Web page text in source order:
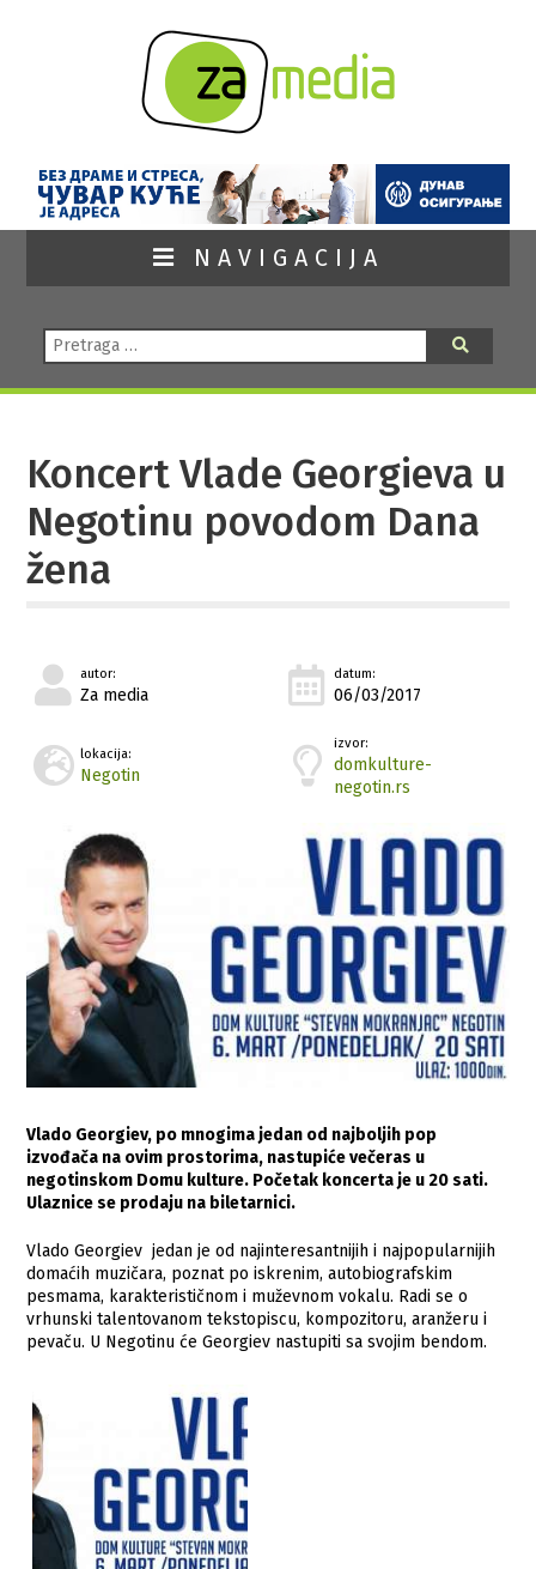
NAVIGACIJA
Pretraga:
Koncert Vlade Georgieva u
Negotinu povodom Dana
žena
autor:
Za media
datum:
06/03/2017
lokacija:
Negotin
izvor:
domkulture-
negotin.rs
Vlado Georgiev, po mnogima jedan od najboljih pop
izvođača na ovim prostorima, nastupiće večeras u
negotinskom Domu kulture. Početak koncerta je u 20 sati.
Ulaznice se prodaju na biletarnici.
Vlado Georgiev jedan je od najinteresantnijih i najpopularnijih
domaćih muzičara, poznat po iskrenim, autobiografskim
pesmama, karakterističnom i muževnom vokalu. Radi se o
vrhunski talentovanom tekstopiscu, kompozitoru, aranžeru i
pevaču. U Negotinu će Georgiev nastupiti sa svojim bendom.